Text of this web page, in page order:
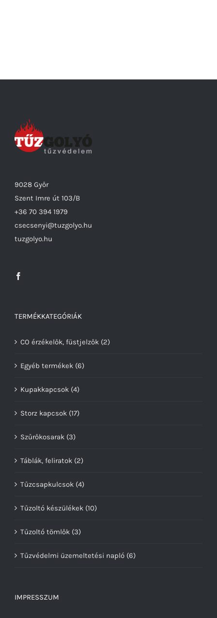
9028 Győr
Szent Imre út 103/B
+36 70 394 1979
csecsenyi@tuzgolyo.hu
tuzgolyo.hu
TERMÉKKATEGÓRIÁK
CO érzékelők, füstjelzők (2)
Egyéb termékek (6)
Kupakkapcsok (4)
Storz kapcsok (17)
Szűrőkosarak (3)
Táblák, feliratok (2)
Tűzcsapkulcsok (4)
Tűzoltó készülékek (10)
Tűzoltó tömlők (3)
Tűzvédelmi üzemeltetési napló (6)
IMPRESSZUM